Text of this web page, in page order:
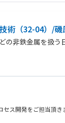
術（32-04）/磯
の非鉄金属を扱う
セス開発をご担当頂